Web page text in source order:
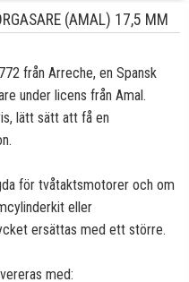
(AMAL) 17,5 MM
från Arreche, en Spansk
under licens från Amal.
lätt sätt att få en
för tvåtaktsmotorer och om
eller
ersättas med ett större.
med: